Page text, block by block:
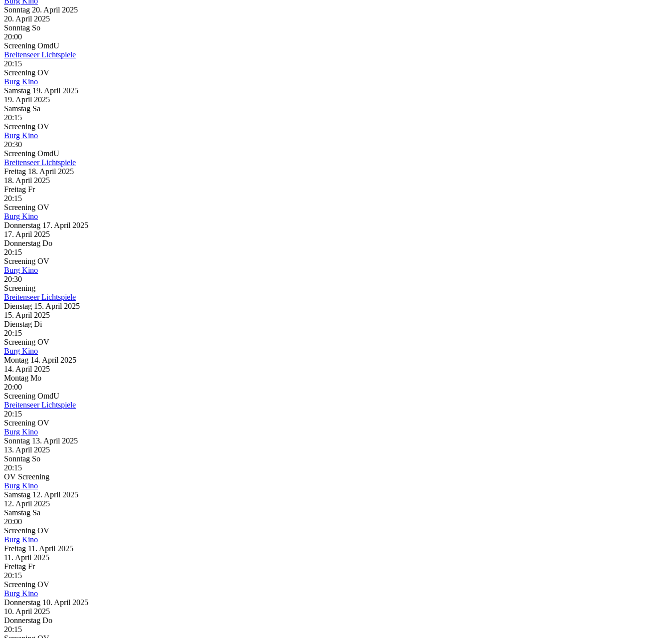
Sonntag 20. April 2025
20. April 2025
Sonntag So
20:00
Screening OmdU
Breitenseer Lichtspiele
20:15
Screening OV
Burg Kino
Samstag 19. April 2025
19. April 2025
Samstag Sa
20:15
Screening OV
Burg Kino
20:30
Screening OmdU
Breitenseer Lichtspiele
Freitag 18. April 2025
18. April 2025
Freitag Fr
20:15
Screening OV
Burg Kino
Donnerstag 17. April 2025
17. April 2025
Donnerstag Do
20:15
Screening OV
Burg Kino
20:30
Screening
Breitenseer Lichtspiele
Dienstag 15. April 2025
15. April 2025
Dienstag Di
20:15
Screening OV
Burg Kino
Montag 14. April 2025
14. April 2025
Montag Mo
20:00
Screening OmdU
Breitenseer Lichtspiele
20:15
Screening OV
Burg Kino
Sonntag 13. April 2025
13. April 2025
Sonntag So
20:15
OV Screening
Burg Kino
Samstag 12. April 2025
12. April 2025
Samstag Sa
20:00
Screening OV
Burg Kino
Freitag 11. April 2025
11. April 2025
Freitag Fr
20:15
Screening OV
Burg Kino
Donnerstag 10. April 2025
10. April 2025
Donnerstag Do
20:15